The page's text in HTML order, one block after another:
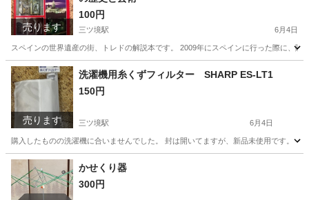
売ります
100円
三ツ境駅 6月4日
スペインの世界遺産の街、トレドの解説本です。 2009年にスペインに行った際に、
神奈川 横浜市 三ツ境駅 本/CD/DVD
売ります
洗濯機用糸くずフィルター SHARP ES-LT1
150円
三ツ境駅 6月4日
購入したものの洗濯機に合いませんでした。 封は開いてますが、新品未使用です。
神奈川 横浜市 三ツ境駅
かせくり器
300円